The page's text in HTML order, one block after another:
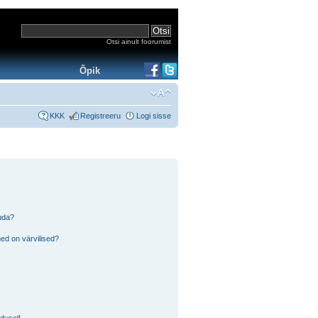
Otsi ainult foorumist
Õpik
KKK Registreeru Logi sisse
on värvilised?